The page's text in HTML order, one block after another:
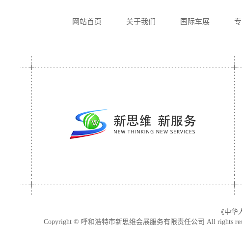
网站首页 关于我们 国际车展
《中
Copyright © 呼和浩特市新思维会展服务有限责任公司 All rights